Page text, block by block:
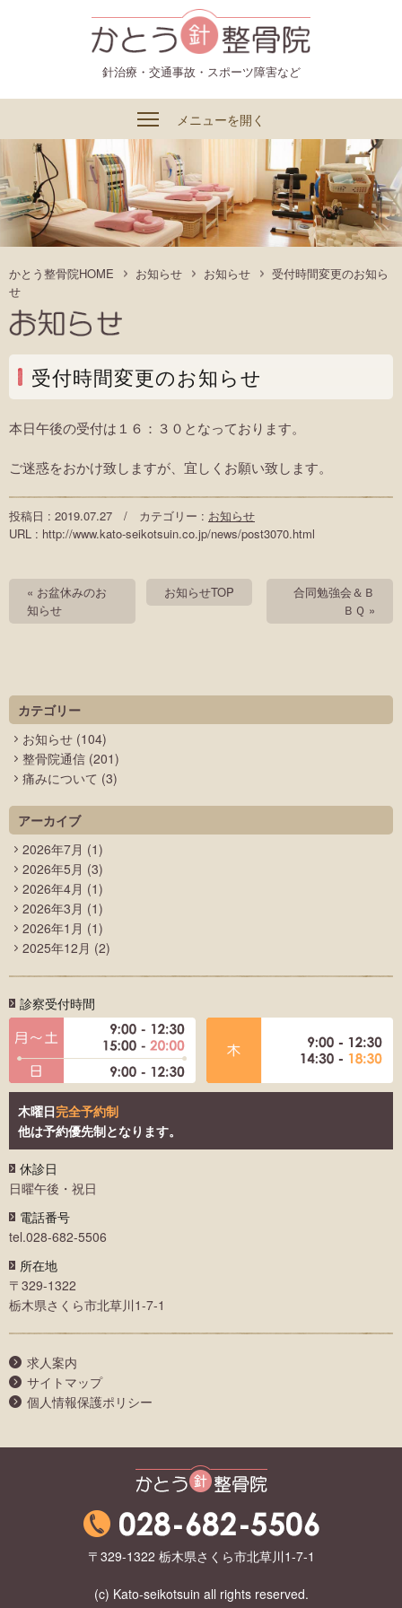
針治療・交通事故・スポーツ障害など
メニューを開く
かとう整骨院HOME お知らせ お知らせ
受付時間変更のお知ら
せ
受付時間変更のお知らせ
本日午後の受付は１６：３０となっております。
ご迷惑をおかけ致しますが、宜しくお願い致します。
投稿日 : 2019.07.27 / カテゴリー : お知らせ
URL : http://www.kato-seikotsuin.co.jp/news/post3070.html
« お盆休みのお
知らせ
合同勉強会＆Ｂ
ＢＱ »
お知らせTOP
カテゴリー
お知らせ (104)
整骨院通信 (201)
痛みについて (3)
アーカイブ
2026年7月 (1)
2026年5月 (3)
2026年4月 (1)
2026年3月 (1)
2026年1月 (1)
2025年12月 (2)
診察受付時間
木曜日完全予約制
他は予約優先制となります。
休診日
日曜午後・祝日
電話番号
tel.028-682-5506
所在地
〒329-1322
栃木県さくら市北草川1-7-1
求人案内
サイトマップ
個人情報保護ポリシー
かとう整骨院
〒329-1322 栃木県さくら市北草川1-7-1
(c) Kato-seikotsuin all rights reserved.